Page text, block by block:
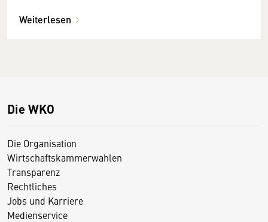
Weiterlesen
Die WKO
Die Organisation
Wirtschaftskammerwahlen
Transparenz
Rechtliches
Jobs und Karriere
Medienservice